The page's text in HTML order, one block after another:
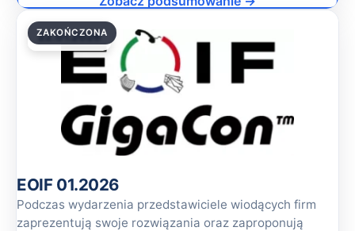
22.01.2026
ZAKOŃCZONA
EOIF 01.2026
Podczas wydarzenia przedstawiciele wiodących firm
zaprezentują swoje rozwiązania oraz zaproponują